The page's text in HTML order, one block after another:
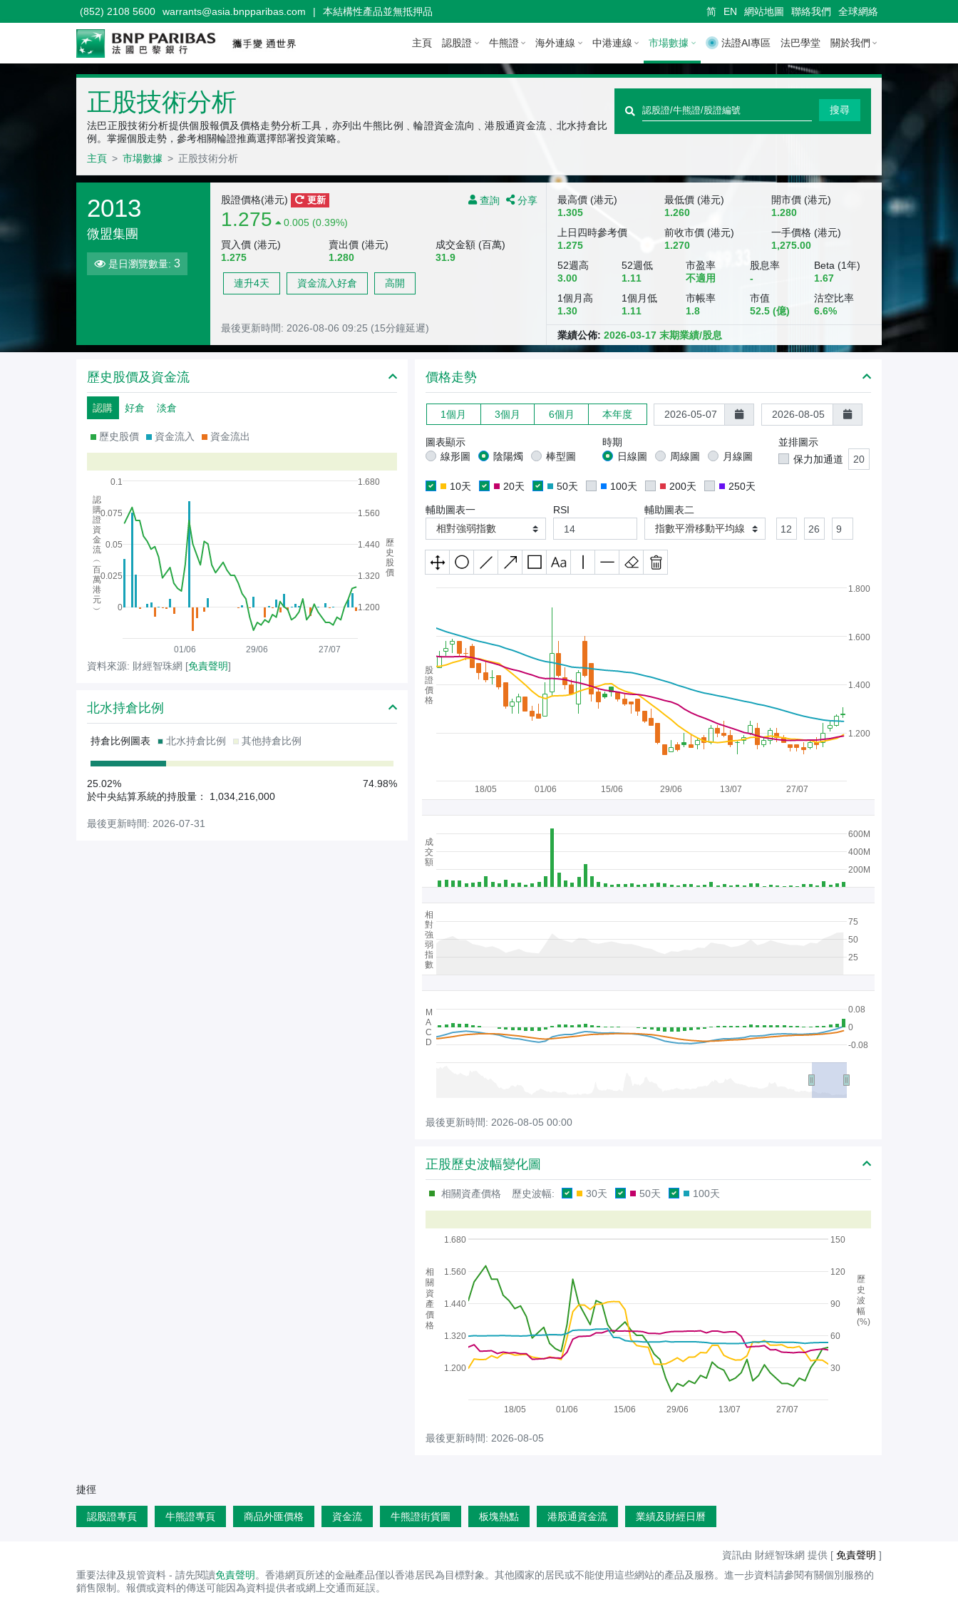
(852) 2108 5600 warrants@asia.bnpparibas.com | 本結構性產品並無抵押品 简 EN 網站地圖 聯絡我們 全球網絡
主頁 認股證 牛熊證 海外連線 中港連線 市場數據 法證AI專區 法巴學堂 關於我們
正股技術分析
法巴正股技術分析提供個股報價及價格走勢分析工具，亦列出牛熊比例﹑輪證資金流向﹑港股通資金流﹑北水持倉比
例。掌握個股走勢，參考相關輪證推薦選擇部署投資策略。
主頁
市場數據 正股技術分析
快
速
尋
/
牛
證
股
搜尋
2013
微盟集團
是日瀏覽數量: 3
查詢 分享
股證價格(港元) 更新
1.275
0.005 (0.39%)
買入價 (港元)
1.275
賣出價 (港元)
1.280
成交金額 (百萬)
31.9
連升4天 資金流入好倉 高開
最後更新時間: 2026-08-06 09:25 (15分鐘延遲)
最高價 (港元)
1.305
最低價 (港元)
1.260
開市價 (港元)
1.280
上日四時參考價
1.275
前收市價 (港元)
1.270
一手價格 (港元)
1,275.00
52週高
3.00
52週低
1.11
市盈率
不適用
股息率
-
Beta (1年)
1.67
1個月高
1.30
1個月低
1.11
市帳率
1.8
市值
52.5(億)
沽空比率
6.6%
業績公佈:2026-03-17 末期業績/股息
歷史股價及資金流
認購 好倉 淡倉
歷史股價 資金流入 資金流出
01/06 29/06 27/07
0
0.025
0.05
0.075
0.1
1.200
1.320
1.440
1.560
1.680
認
購
證
資
金
流
︵
百
萬
港
元
︶
歷
史
股
價
資料來源: 財經智珠網 [免責聲明]
北水持倉比例
持倉比例圖表 北水持倉比例 其他持倉比例
25.02%
74.98%
於中央結算系統的持股量： 1,034,216,000
最後更新時間: 2026-07-31
價格走勢
1個月 3個月 6個月 本年度
圖表顯示
線形圖
陰陽燭 棒型圖
時期
日線圖
周線圖 月線圖
並排圖示
保力加通道
10天 20天 50天 100天 200天 250天
輔助圖表一
相對強弱指數
RSI
輔助圖表二
指數平滑移動平均線
18/05 01/06 15/06 29/06 13/07 27/07
200M
400M
600M
25
50
75
-0.08
0
0.08
1.200
1.400
1.600
1.800
股
證
價
格
成
交
額
相
對
強
弱
指
數
M
A
C
D
最後更新時間: 2026-08-05 00:00
正股歷史波幅變化圖
相關資產價格 歷史波幅: 30天 50天 100天
18/05 01/06 15/06 29/06 13/07 27/07
1.200
1.320
1.440
1.560
1.680
30
60
90
120
150
相
關
資
產
價
格
歷
史
波
幅
(%)
最後更新時間: 2026-08-05
捷徑
認股證專頁 牛熊證專頁 商品外匯價格 資金流 牛熊證街貨圖 板塊熱點 港股通資金流 業績及財經日曆
資訊由 財經智珠網 提供 [ 免責聲明 ]
重要法律及規管資料 - 請先閱讀免責聲明 。香港網頁所述的金融產品僅以香港居民為目標對象。其他國家的居民或不能使用這些網站的產品及服務。進一步資料請參閱有關個別服務的
銷售限制。報價或資料的傳送可能因為資料提供者或網上交通而延誤。